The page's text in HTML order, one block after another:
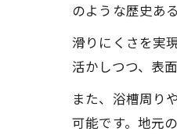
のような歴史あ
滑りにくさを実
活かしつつ、表
また、浴槽周り
可能です。地元